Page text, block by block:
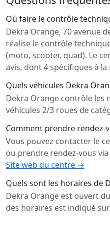
Où faire le contrôle
Dekra Orange, 70 avenue
réalise le contrôle
(moto, scooter, quad). Le
avis, dont 4 spécifiques à
Quels véhicules Dekra
Dekra Orange contrôle les
véhicules 2/3 roues de
Comment prendre rendez-
Vous pouvez contacter le
ou prendre rendez-vous
Site web du centre →
Quels sont les horaires de
Dekra Orange est ouvert
des horaires est indiqué